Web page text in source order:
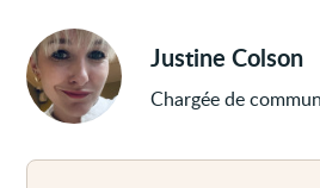
Justine Colson
Chargée de
Voir